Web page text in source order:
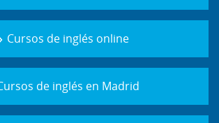
Cursos de inglés online
de inglés en Madrid